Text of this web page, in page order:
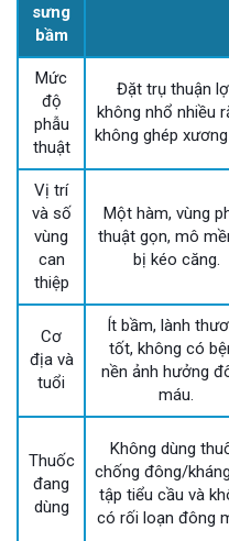
sưng
bầm
Mức
độ
phẫu
thuật
Đặt trụ thuận
không nhổ nhiều
không ghép
Vị trí
và số
vùng
can
thiệp
Một hàm, vùng
thuật gọn, mô
bị kéo căng.
Cơ
địa và
tuổi
Ít bầm, lành
tốt, không có
nền ảnh hưởng
máu.
Thuốc
đang
dùng
Không dùng
chống đông/
tập tiểu cầu và
có rối loạn đông